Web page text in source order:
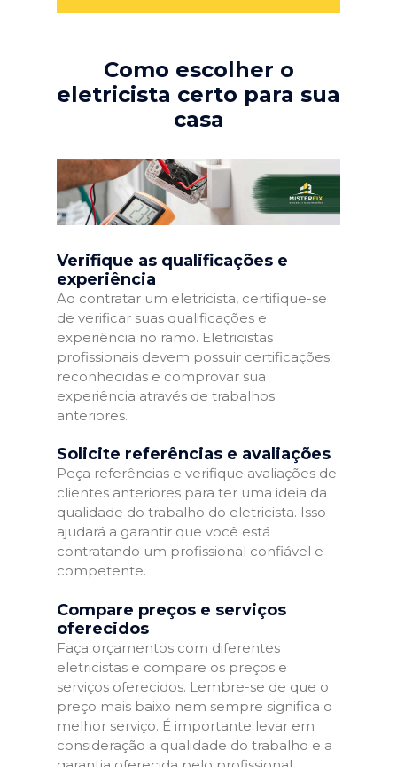
Como escolher o
eletricista certo para sua
casa
Verifique as qualificações e
experiência
Ao contratar um eletricista, certifique-se
de verificar suas qualificações e
experiência no ramo. Eletricistas
profissionais devem possuir certificações
reconhecidas e comprovar sua
experiência através de trabalhos
anteriores.
Solicite referências e avaliações
Peça referências e verifique avaliações de
clientes anteriores para ter uma ideia da
qualidade do trabalho do eletricista. Isso
ajudará a garantir que você está
contratando um profissional confiável e
competente.
Compare preços e serviços
oferecidos
Faça orçamentos com diferentes
eletricistas e compare os preços e
serviços oferecidos. Lembre-se de que o
preço mais baixo nem sempre significa o
melhor serviço. É importante levar em
consideração a qualidade do trabalho e a